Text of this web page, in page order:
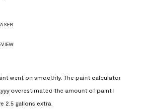
went on smoothly. The paint calculator
overestimated the amount of paint I
2.5 gallons extra.